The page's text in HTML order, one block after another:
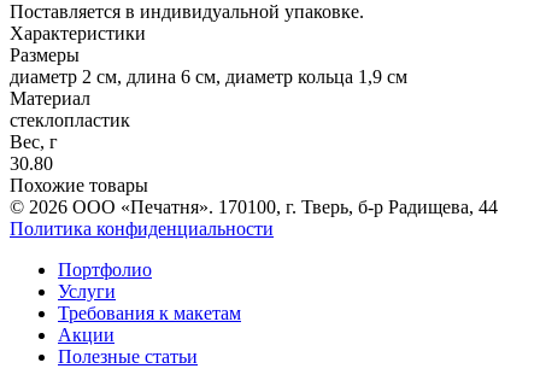
Поставляется в индивидуальной упаковке.
Характеристики
Размеры
диаметр 2 см, длина 6 см, диаметр кольца 1,9 см
Материал
стеклопластик
Вес, г
30.80
Похожие товары
© 2026 ООО «Печатня». 170100, г. Тверь, б-р Радищева, 44
Политика конфиденциальности
Портфолио
Услуги
Требования к макетам
Акции
Полезные статьи